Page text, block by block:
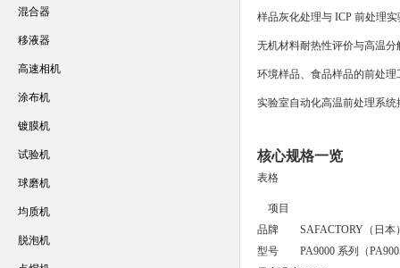
样品灰化处理与 ICP 前处理实
无机材料耐热性评价与高温分
环境样品、食品样品的前处理
实验室自动化高温前处理系统
核心规格一览
表格
项目
品牌
SAFACTORY（日本
型号
PA9000 系列（
混合器
移液器
高速相机
涂布机
镀膜机
试验机
球磨机
均质机
脱泡机